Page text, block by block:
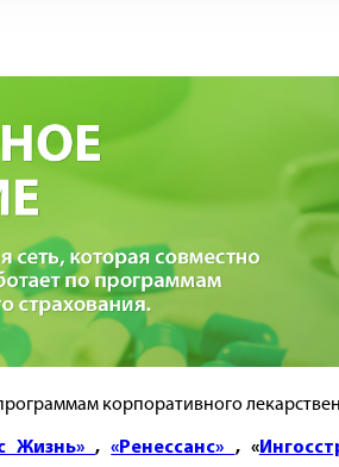
корпоративного
Жизнь» ,«Ренессанс» , «